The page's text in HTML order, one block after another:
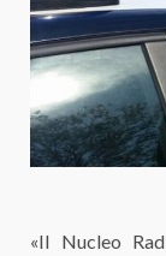
«Il Nucleo